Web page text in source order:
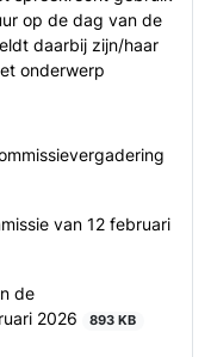
op de dag van de
daarbij zijn/haar
onderwerp
van 12 februari
de
2026
893 KB